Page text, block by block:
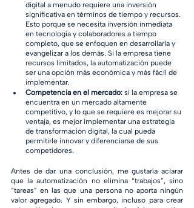
digital a menudo requiere una inversión
significativa en términos de tiempo y recursos.
Esto porque se necesita inversión inmediata
en tecnología y colaboradores a tiempo
completo, que se enfoquen en desarrollarla y
evangelizar a los demás. Si la empresa tiene
recursos limitados, la automatización puede
ser una opción más económica y más fácil de
implementar.
Competencia en el mercado: si la empresa se
encuentra en un mercado altamente
competitivo, y lo que se requiere es mejorar su
ventaja, es mejor implementar una estrategia
de transformación digital, la cual pueda
permitirle innovar y diferenciarse de sus
competidores.
Antes de dar una conclusión, me gustaría aclarar
que la automatización no elimina “trabajos”, sino
“tareas” en las que una persona no aporta ningún
valor agregado. Y sin embargo, incluso para crear